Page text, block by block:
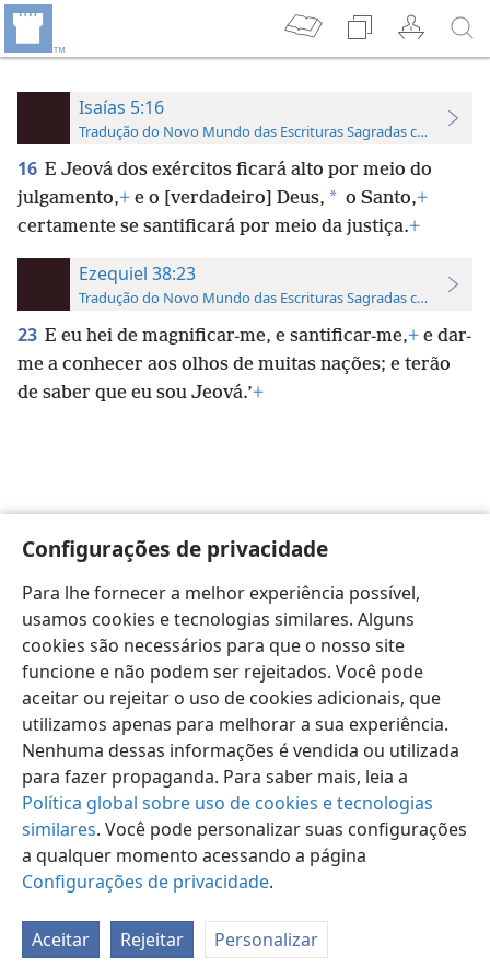
Configurações de privacidade
Para lhe fornecer a melhor experiência possível,
usamos cookies e tecnologias similares. Alguns
cookies são necessários para que o nosso site
funcione e não podem ser rejeitados. Você pode
aceitar ou rejeitar o uso de cookies adicionais, que
utilizamos apenas para melhorar a sua experiência.
Nenhuma dessas informações é vendida ou utilizada
para fazer propaganda. Para saber mais, leia a
Política global sobre uso de cookies e tecnologias
similares. Você pode personalizar suas configurações
a qualquer momento acessando a página
Configurações de privacidade.
Aceitar Rejeitar Personalizar
Isaías 5:16
Tradução do Novo Mundo das Escrituras Sagradas com
16 E Jeová dos exércitos ficará alto por meio do
julgamento,+ e o [verdadeiro] Deus, * o Santo,+
certamente se santificará por meio da justiça.+
Ezequiel 38:23
Tradução do Novo Mundo das Escrituras Sagradas com
23 E eu hei de magnificar-me, e santificar-me,+ e dar-
me a conhecer aos olhos de muitas nações; e terão
de saber que eu sou Jeová.’+
Português (Brasil) Preferências
Copyright© 2026 Watch Tower Bible and Tract Society of Pennsylvania
Termos de Uso
Política de Privacidade
Configurações de Privacidade
JW.ORG Login